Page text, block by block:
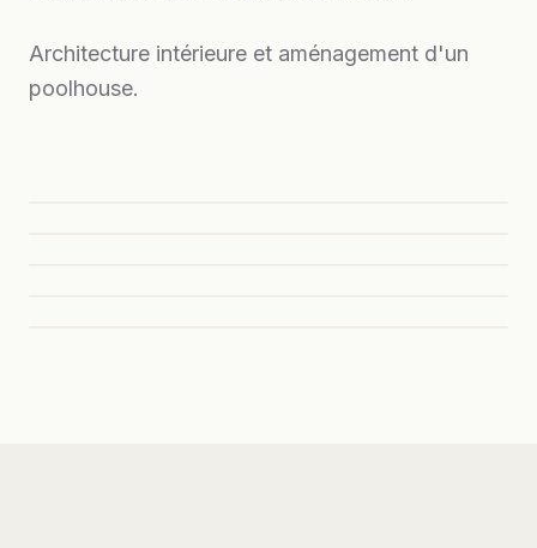
Architecture intérieure et aménagement d'un
poolhouse.